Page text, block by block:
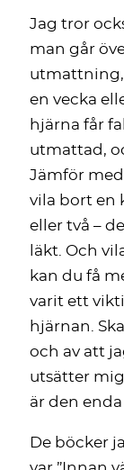
Jag tror
man går
utmattning,
en vecka
hjärna får
utmattad,
Jämför
vila bort en
eller två –
läkt. Och
kan du få
varit ett
hjärnan.
och av att
utsätter
är den
De böcker